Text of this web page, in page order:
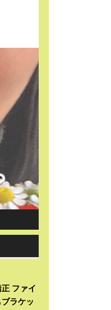
ファイ
ラケッ